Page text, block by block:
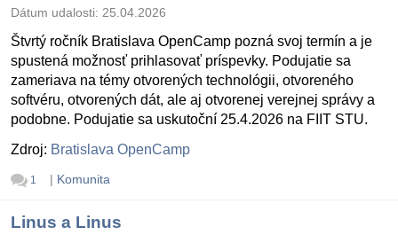
Dátum udalosti: 25.04.2026
Štvrtý ročník Bratislava OpenCamp pozná svoj termín a je
spustená možnosť prihlasovať príspevky. Podujatie sa
zameriava na témy otvorených technológii, otvoreného
softvéru, otvorených dát, ale aj otvorenej verejnej správy a
podobne. Podujatie sa uskutoční 25.4.2026 na FIIT STU.
Zdroj: Bratislava OpenCamp
1 | Komunita
Linus a Linus